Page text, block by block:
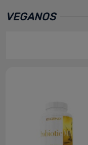
VEGANOS